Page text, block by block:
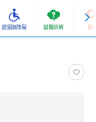
遊園無障礙 疑難排解 搜